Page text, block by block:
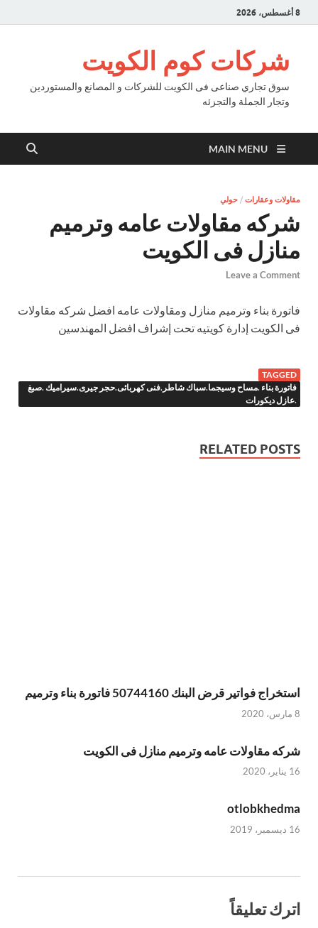
8 أغسطس، 2026
شركات كوم الكويت
سوق تجاري صناعى فى الكويت للشركات و المصانع والمستوردين
وتجار الجملة والتجزئه
MAIN MENU
مقاولات وعقارات / حولي
شركه مقاولات عامه وترميم
منازل فى الكويت
Leave a Comment
فاتورة بناء وترميم منازل ومقاولات عامه افضل شركه مقاولات
فى الكويت إدارة كويتيه تحت إشراف افضل المهندسين
TAGGED
فاتورة بناء .مساح وسيجما.سباك شاطر.فنى كهربائى.حجر جيرى.سيراميك .صبغ
.عازل ديكورات
RELATED POSTS
استخراج فواتير قرض البنك 50744160 فاتورة بناء وترميم
8 مارس، 2020
شركه مقاولات عامه وترميم منازل فى الكويت
16 يناير، 2020
otlobkhedma
16 ديسمبر، 2019
اترك تعليقاً